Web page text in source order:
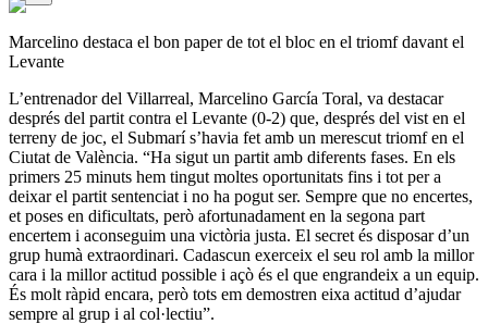
Marcelino destaca el bon paper de tot el bloc en el triomf davant el
Levante
L’entrenador del Villarreal, Marcelino García Toral, va destacar
després del partit contra el Levante (0-2) que, després del vist en el
terreny de joc, el Submarí s’havia fet amb un merescut triomf en el
Ciutat de València. “Ha sigut un partit amb diferents fases. En els
primers 25 minuts hem tingut moltes oportunitats fins i tot per a
deixar el partit sentenciat i no ha pogut ser. Sempre que no encertes,
et poses en dificultats, però afortunadament en la segona part
encertem i aconseguim una victòria justa. El secret és disposar d’un
grup humà extraordinari. Cadascun exerceix el seu rol amb la millor
cara i la millor actitud possible i açò és el que engrandeix a un equip.
És molt ràpid encara, però tots em demostren eixa actitud d’ajudar
sempre al grup i al col·lectiu”.